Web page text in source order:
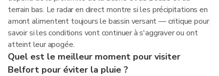
terrain bas. Le radar en direct montre si les précipitations en
amont alimentent toujours le bassin versant — critique pour
savoir si les conditions vont continuer à s'aggraver ou ont
atteint leur apogée.
Quel est le meilleur moment pour visiter
Belfort pour éviter la pluie ?